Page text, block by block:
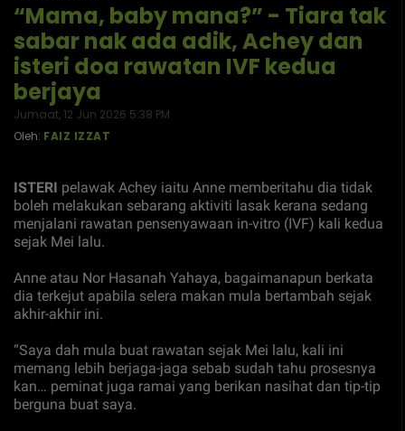
“Mama, baby mana?” - Tiara tak
sabar nak ada adik, Achey dan
isteri doa rawatan IVF kedua
berjaya
Jumaat, 12 Jun 2026 5:38 PM
Oleh: FAIZ IZZAT
ISTERI pelawak Achey iaitu Anne memberitahu dia tidak
boleh melakukan sebarang aktiviti lasak kerana sedang
menjalani rawatan pensenyawaan in-vitro (IVF) kali kedua
sejak Mei lalu.
Anne atau Nor Hasanah Yahaya, bagaimanapun berkata
dia terkejut apabila selera makan mula bertambah sejak
akhir-akhir ini.
“Saya dah mula buat rawatan sejak Mei lalu, kali ini
memang lebih berjaga-jaga sebab sudah tahu prosesnya
kan… peminat juga ramai yang berikan nasihat dan tip-tip
berguna buat saya.